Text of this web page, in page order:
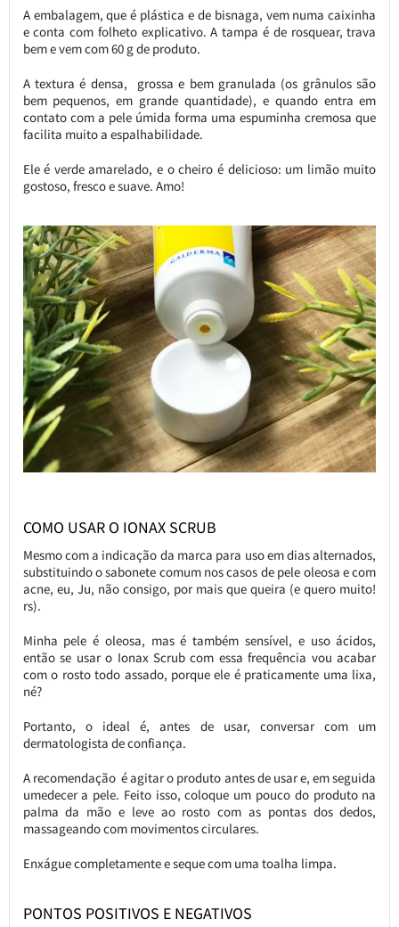
A embalagem, que é plástica e de bisnaga, vem numa caixinha
e conta com folheto explicativo. A tampa é de rosquear, trava
bem e vem com 60 g de produto.
A textura é densa, grossa e bem granulada (os grânulos são
bem pequenos, em grande quantidade), e quando entra em
contato com a pele úmida forma uma espuminha cremosa que
facilita muito a espalhabilidade.
Ele é verde amarelado, e o cheiro é delicioso: um limão muito
gostoso, fresco e suave. Amo!
COMO USAR O IONAX SCRUB
Mesmo com a indicação da marca para uso em dias alternados,
substituindo o sabonete comum nos casos de pele oleosa e com
acne, eu, Ju, não consigo, por mais que queira (e quero muito!
rs).
Minha pele é oleosa, mas é também sensível, e uso ácidos,
então se usar o Ionax Scrub com essa frequência vou acabar
com o rosto todo assado, porque ele é praticamente uma lixa,
né?
Portanto, o ideal é, antes de usar, conversar com um
dermatologista de confiança.
A recomendação é agitar o produto antes de usar e, em seguida
umedecer a pele. Feito isso, coloque um pouco do produto na
palma da mão e leve ao rosto com as pontas dos dedos,
massageando com movimentos circulares.
Enxágue completamente e seque com uma toalha limpa.
PONTOS POSITIVOS E NEGATIVOS